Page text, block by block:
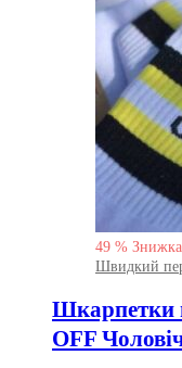
49 % Знижка
Швидкий
Шкарпетки
OFF